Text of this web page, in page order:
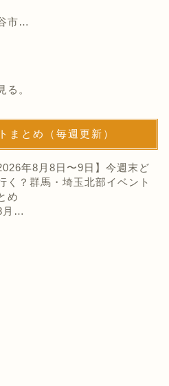
市…
る。
まとめ（毎週更新）
2026年8月8日〜9日】今週末ど
く？群馬・埼玉北部イベント
め
月…